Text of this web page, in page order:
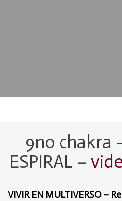
9no chakra
ESPIRAL –
VIVIR EN MULTIVERSO –